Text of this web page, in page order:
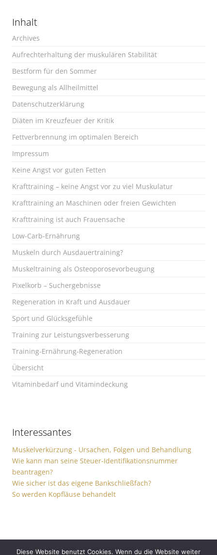
Inhalt
Archives
Aufrechterhaltung der muskulären Stabilität
Bestform für den Sommer
Bewegung als Allheilmittel
Datenschutzerklärung
Diäten im Kreuzfeuer der Kritik
Fettverbrennung im optimalen Bereich
Impressum
Keine Angst vor guten Fetten
Krafttraining – keine Angst vor zu viel Muskulatur
Krafttraining an Maschinen oder freien Gewichten
Krafttraining ist auch Frauensache
Low-Carb-Ernährung
Muskeln durch Ausdauertraining?
Muskeltraining als Osteoporosevorbeugung
Pixelkorb – Suchergebnisse
Regeneration in Kraft und Ausdauer
Sport und Glücksgefühle
Training zur Leistungsverbesserung
Training-Ernährung-Regeneration
Übersicht
Vitaminbedarf und Vitamindeckung
Interessantes
Muskelverkürzung - Ursachen, Folgen und Behandlung
Wie kann man seine Steuer-Identifikationsnummer
beantragen?
Wie sicher ist das eigene Bankschließfach?
So werden Kopfläuse behandelt
Diese Website benutzt Cookies. Wenn du die Website weiter